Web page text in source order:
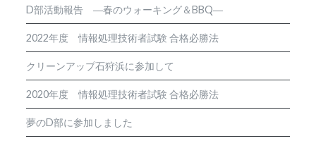
D部活動報告 ―春のウォーキング＆BBQ―
2022年度 情報処理技術者試験 合格必勝法
クリーンアップ石狩浜に参加して
2020年度 情報処理技術者試験 合格必勝法
夢のD部に参加しました